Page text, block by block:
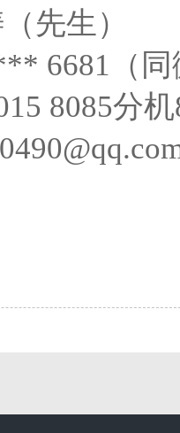
先生）
6681（同
8085分机